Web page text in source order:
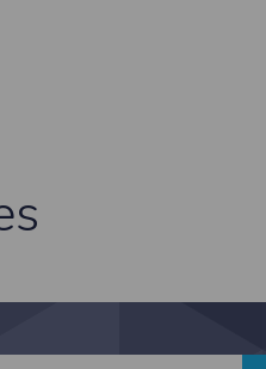
Vous pouvez à tout moment